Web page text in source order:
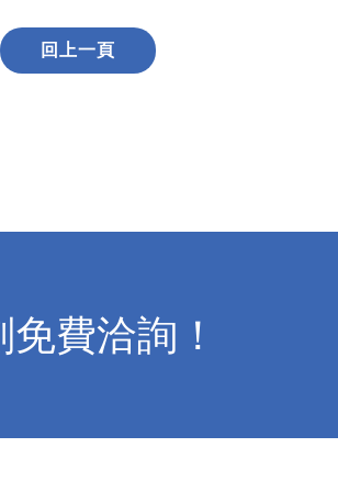
回上一頁
費洽詢！